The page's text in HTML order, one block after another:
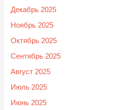
Декабрь 2025
Ноябрь 2025
Октябрь 2025
Сентябрь 2025
Август 2025
Июль 2025
Июнь 2025